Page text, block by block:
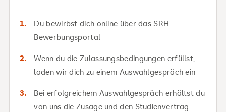
Du bewirbst dich online über das SRH
Bewerbungsportal
Wenn du die Zulassungsbedingungen erfüllst,
laden wir dich zu einem Auswahlgespräch ein
Bei erfolgreichem Auswahlgespräch erhältst du
von uns die Zusage und den Studienvertrag